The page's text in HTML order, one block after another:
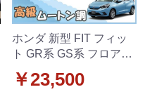
ホンダ 新型 FIT フィッ
ト GR系 GS系 フロアマ
ートン調 ブラックタイ
￥23,500